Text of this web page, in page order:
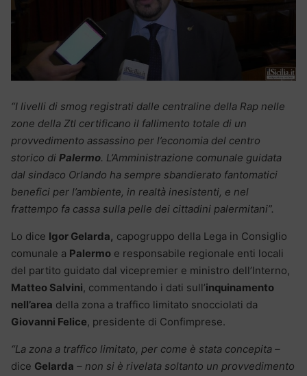
“I livelli di smog registrati dalle centraline della Rap nelle
zone della Ztl certificano il fallimento totale di un
provvedimento assassino per l’economia del centro
storico di Palermo. L’Amministrazione comunale guidata
dal sindaco Orlando ha sempre sbandierato fantomatici
benefici per l’ambiente, in realtà inesistenti, e nel
frattempo fa cassa sulla pelle dei cittadini palermitani”.
Lo dice Igor Gelarda, capogruppo della Lega in Consiglio
comunale a Palermo e responsabile regionale enti locali
del partito guidato dal vicepremier e ministro dell’Interno,
Matteo Salvini, commentando i dati sull’inquinamento
nell’area della zona a traffico limitato snocciolati da
Giovanni Felice, presidente di Confimprese.
“La zona a traffico limitato, per come è stata concepita –
dice Gelarda – non si è rivelata soltanto un provvedimento